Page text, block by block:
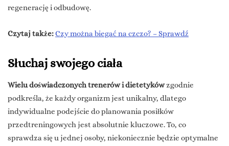
regenerację i odbudowę.
Czytaj także:Czy można biegać na czczo? – Sprawdź
Słuchaj swojego ciała
Wielu doświadczonych trenerów i dietetykówzgodnie
podkreśla, że każdy organizm jest unikalny, dlatego
indywidualne podejście do planowania posiłków
przedtreningowych jest absolutnie kluczowe. To, co
sprawdza się u jednej osoby, niekoniecznie będzie optymalne